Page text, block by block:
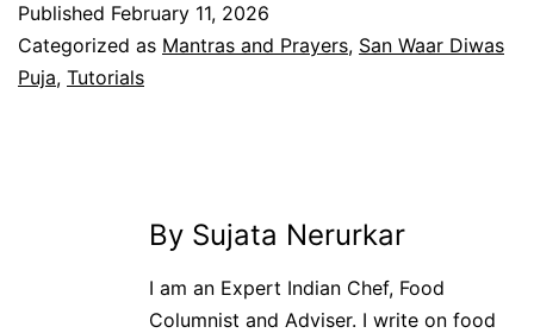
Published February 11, 2026
Categorized as Mantras and Prayers, San Waar Diwas
Puja, Tutorials
By Sujata Nerurkar
I am an Expert Indian Chef, Food
Columnist and Adviser. I write on food